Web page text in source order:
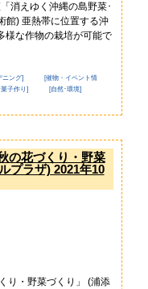
消えゆく沖縄の島野菜･
館) 亜熱帯に位置する沖
様な作物の栽培が可能で
ニング]
[催物・イベント情
子作り] [自然･環境]
の花づくり・野菜
プラザ) 2021年10
り・野菜づくり」 (浦添